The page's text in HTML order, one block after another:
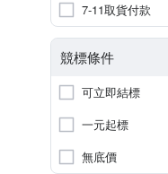
7-11取貨付款
競標條件
可立即結標
一元起標
無底價